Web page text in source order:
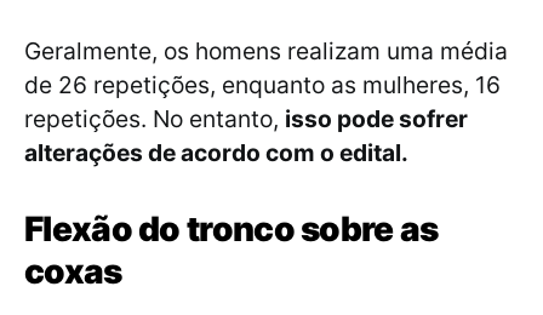
Geralmente, os homens realizam uma média
de 26 repetições, enquanto as mulheres, 16
repetições. No entanto, isso pode sofrer
alterações de acordo com o edital.
Flexão do tronco sobre as
coxas